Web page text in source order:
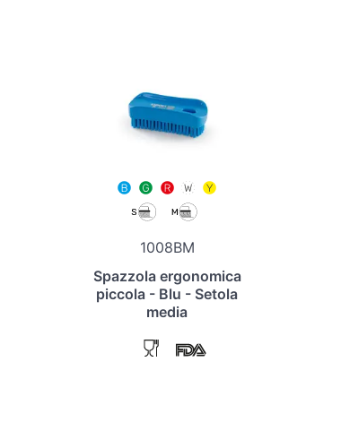
1008BM
Spazzola ergonomica
piccola - Blu - Setola
media